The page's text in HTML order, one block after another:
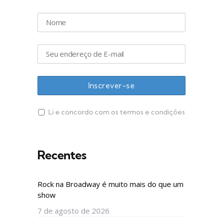
Li e concordo com os termos e condições
Recentes
Rock na Broadway é muito mais do que um
show
7 de agosto de 2026